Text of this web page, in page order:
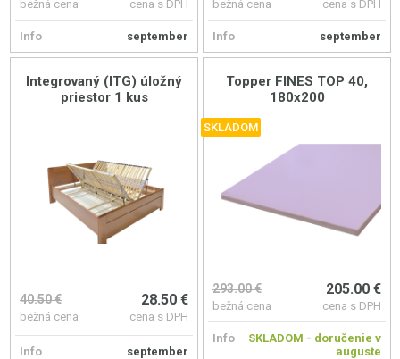
bežná cena cena s DPH
Info september
bežná cena cena s DPH
Info september
Integrovaný (ITG) úložný
priestor 1 kus
40.50 €
bežná cena
28.50 €
cena s DPH
Info september
Topper FINES TOP 40,
180x200
SKLADOM
293.00 €
bežná cena
205.00 €
cena s DPH
Info
SKLADOM - doručenie v
auguste